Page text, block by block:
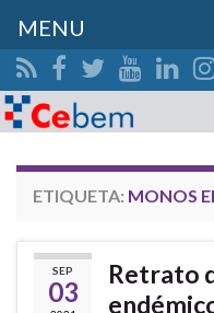
Search for:
ETIQUETA: MONOS
SEP
03
Retrato
MENU